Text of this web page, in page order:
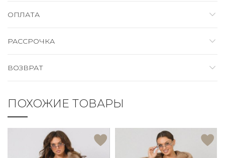
ОПЛАТА
РАССРОЧКА
ВОЗВРАТ
ПОХОЖИЕ ТОВАРЫ